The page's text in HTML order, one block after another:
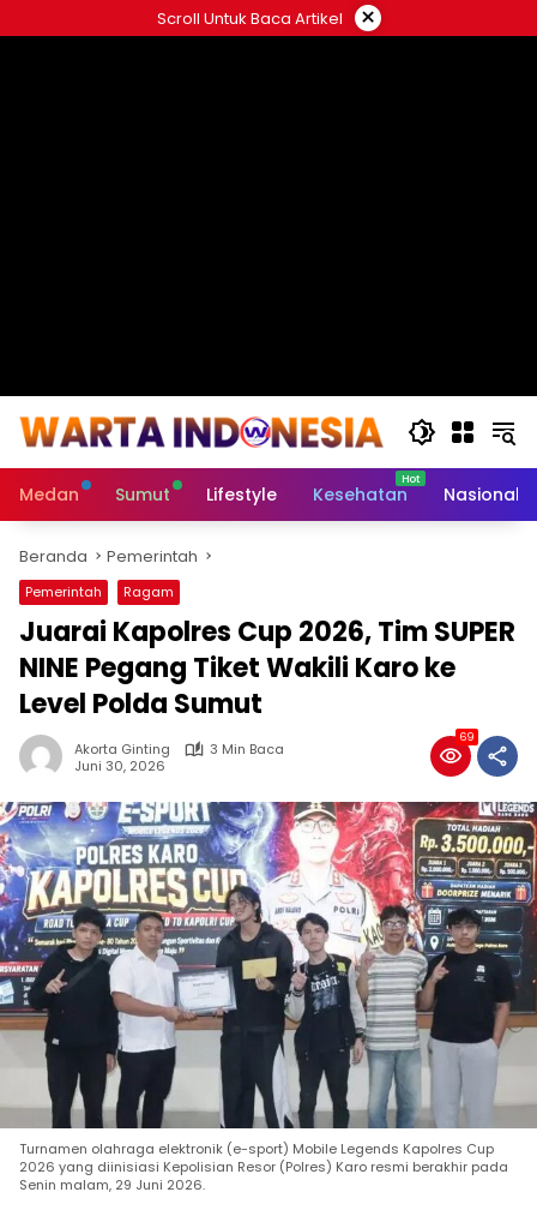
ke
Scroll Untuk Baca Artikel ×
Medan Sumut Lifestyle Kesehatan Nasional
Beranda Pemerintah
Pemerintah Ragam
Juarai Kapolres Cup 2026, Tim SUPER
NINE Pegang Tiket Wakili Karo ke
Level Polda Sumut
Akorta Ginting
3 Min Baca
Juni 30, 2026
69
Turnamen olahraga elektronik (e-sport) Mobile Legends Kapolres Cup
2026 yang diinisiasi Kepolisian Resor (Polres) Karo resmi berakhir pada
Senin malam, 29 Juni 2026.